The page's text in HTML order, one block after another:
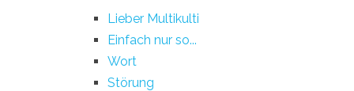
Lieber Multikulti
Einfach nur so...
Wort
Störung